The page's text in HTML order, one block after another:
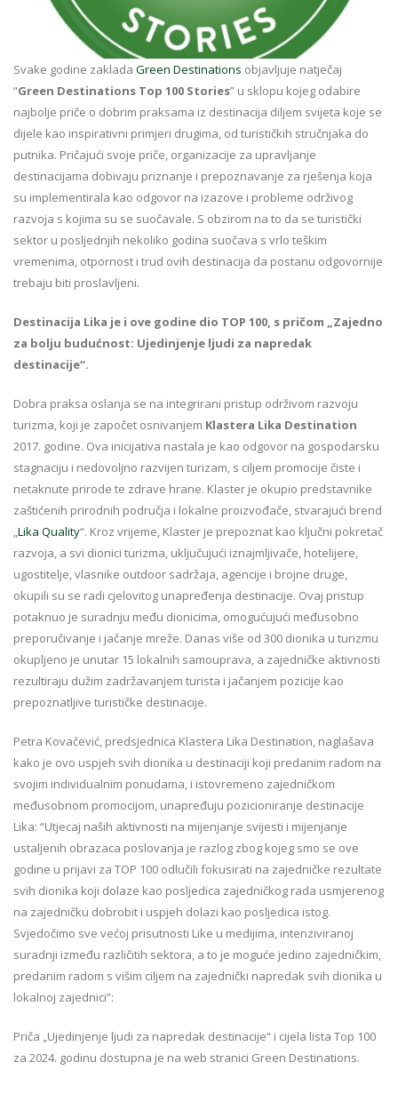
Svake godine zaklada Green Destinations objavljuje natječaj
“Green Destinations Top 100 Stories” u sklopu kojeg odabire
najbolje priče o dobrim praksama iz destinacija diljem svijeta koje se
dijele kao inspirativni primjeri drugima, od turističkih stručnjaka do
putnika. Pričajući svoje priče, organizacije za upravljanje
destinacijama dobivaju priznanje i prepoznavanje za rješenja koja
su implementirala kao odgovor na izazove i probleme održivog
razvoja s kojima su se suočavale. S obzirom na to da se turistički
sektor u posljednjih nekoliko godina suočava s vrlo teškim
vremenima, otpornost i trud ovih destinacija da postanu odgovornije
trebaju biti proslavljeni.
Destinacija Lika je i ove godine dio TOP 100, s pričom „Zajedno
za bolju budućnost: Ujedinjenje ljudi za napredak
destinacije“.
Dobra praksa oslanja se na integrirani pristup održivom razvoju
turizma, koji je započet osnivanjem Klastera Lika Destination
2017. godine. Ova inicijativa nastala je kao odgovor na gospodarsku
stagnaciju i nedovoljno razvijen turizam, s ciljem promocije čiste i
netaknute prirode te zdrave hrane. Klaster je okupio predstavnike
zaštićenih prirodnih područja i lokalne proizvođače, stvarajući brend
Lika Quality“. Kroz vrijeme, Klaster je prepoznat kao ključni pokretač
razvoja, a svi dionici turizma, uključujući iznajmljivače, hotelijere,
ugostitelje, vlasnike outdoor sadržaja, agencije i brojne druge,
okupili su se radi cjelovitog unapređenja destinacije. Ovaj pristup
potaknuo je suradnju među dionicima, omogućujući međusobno
preporučivanje i jačanje mreže. Danas više od 300 dionika u turizmu
okupljeno je unutar 15 lokalnih samouprava, a zajedničke aktivnosti
rezultiraju dužim zadržavanjem turista i jačanjem pozicije kao
prepoznatljive turističke destinacije.
Petra Kovačević, predsjednica Klastera Lika Destination, naglašava
kako je ovo uspjeh svih dionika u destinaciji koji predanim radom na
svojim individualnim ponudama, i istovremeno zajedničkom
međusobnom promocijom, unapređuju pozicioniranje destinacije
Lika: “Utjecaj naših aktivnosti na mijenjanje svijesti i mijenjanje
ustaljenih obrazaca poslovanja je razlog zbog kojeg smo se ove
godine u prijavi za TOP 100 odlučili fokusirati na zajedničke rezultate
svih dionika koji dolaze kao posljedica zajedničkog rada usmjerenog
na zajedničku dobrobit i uspjeh dolazi kao posljedica istog.
Svjedočimo sve većoj prisutnosti Like u medijima, intenziviranoj
suradnji između različitih sektora, a to je moguće jedino zajedničkim,
predanim radom s višim ciljem na zajednički napredak svih dionika u
lokalnoj zajednici”:
Priča „Ujedinjenje ljudi za napredak destinacije“ i cijela lista Top 100
za 2024. godinu dostupna je na web stranici Green Destinations.